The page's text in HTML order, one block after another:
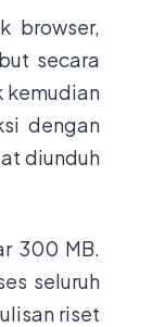
browser,
secara
kemudian
dengan
diunduh
300 MB.
seluruh
riset